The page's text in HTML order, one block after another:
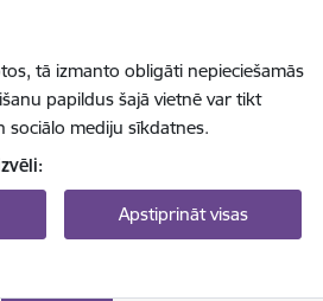
tā izmanto obligāti nepieciešamās
papildus šajā vietnē var tikt
sociālo mediju sīkdatnes.
Apstiprināt visas